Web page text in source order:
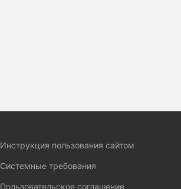
Инструкция пользования сайтом
Системные требования
Пользовательское соглашение